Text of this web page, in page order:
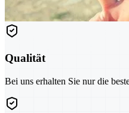
Qualität
Bei uns erhalten Sie nur die